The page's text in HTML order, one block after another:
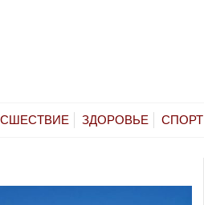
ЗДОРОВЬЕ СПОРТ